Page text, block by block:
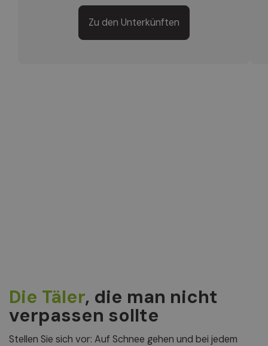
Zu den Unterkünften
Die Täler, die man nicht
verpassen sollte
Stellen Sie sich vor: Auf Schnee gehen und bei jedem